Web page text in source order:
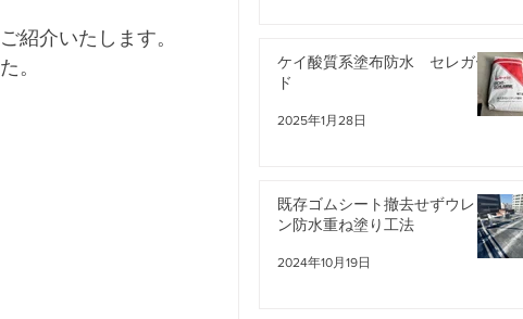
紹介いたします。
。
ケイ酸質系塗布防水 セレガー
ド
2025年1月28日
既存ゴムシート撤去せずウレタ
ン防水重ね塗り工法
2024年10月19日